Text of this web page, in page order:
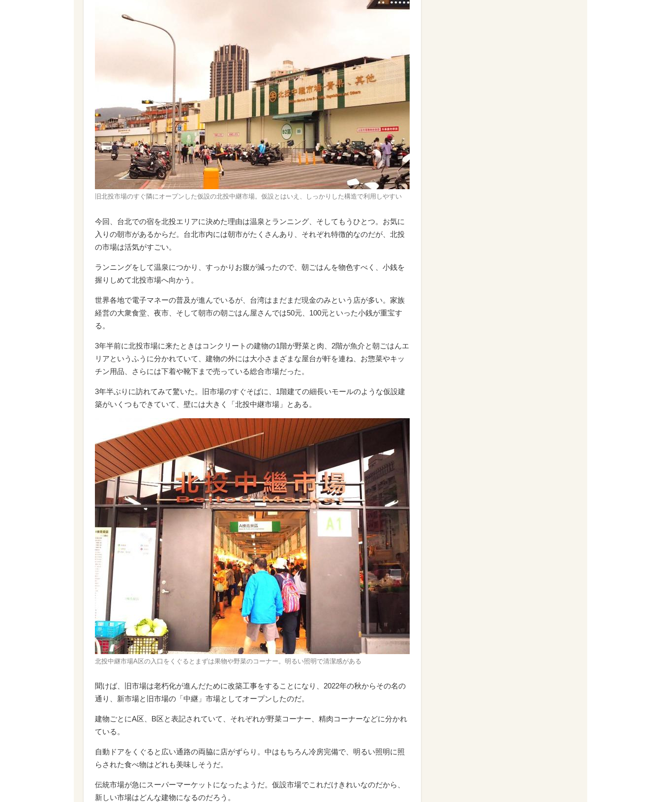
旧北投市場のすぐ隣にオープンした仮設の北投中継市場。仮設とはいえ、しっかりした構造で利用しやすい
今回、台北での宿を北投エリアに決めた理由は温泉とランニング、そしてもうひとつ。お気に
入りの朝市があるからだ。台北市内には朝市がたくさんあり、それぞれ特徴的なのだが、北投
の市場は活気がすごい。
ランニングをして温泉につかり、すっかりお腹が減ったので、朝ごはんを物色すべく、小銭を
握りしめて北投市場へ向かう。
世界各地で電子マネーの普及が進んでいるが、台湾はまだまだ現金のみという店が多い。家族
経営の大衆食堂、夜市、そして朝市の朝ごはん屋さんでは50元、100元といった小銭が重宝す
る。
3年半前に北投市場に来たときはコンクリートの建物の1階が野菜と肉、2階が魚介と朝ごはんエ
リアというふうに分かれていて、建物の外には大小さまざまな屋台が軒を連ね、お惣菜やキッ
チン用品、さらには下着や靴下まで売っている総合市場だった。
3年半ぶりに訪れてみて驚いた。旧市場のすぐそばに、1階建ての細長いモールのような仮設建
築がいくつもできていて、壁には大きく「北投中継市場」とある。
北投中継市場A区の入口をくぐるとまずは果物や野菜のコーナー。明るい照明で清潔感がある
聞けば、旧市場は老朽化が進んだために改築工事をすることになり、2022年の秋からその名の
通り、新市場と旧市場の「中継」市場としてオープンしたのだ。
建物ごとにA区、B区と表記されていて、それぞれが野菜コーナー、精肉コーナーなどに分かれ
ている。
自動ドアをくぐると広い通路の両脇に店がずらり。中はもちろん冷房完備で、明るい照明に照
らされた食べ物はどれも美味しそうだ。
伝統市場が急にスーパーマーケットになったようだ。仮設市場でこれだけきれいなのだから、
新しい市場はどんな建物になるのだろう。